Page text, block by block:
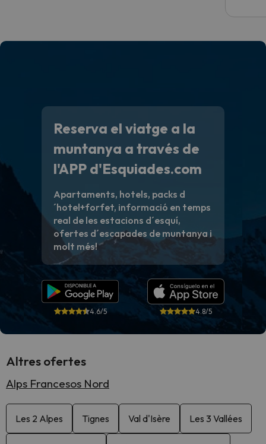
Reserva el viatge a la
muntanya a través de
l'APP d'Esquiades.com
Apartaments, hotels, packs d
´hotel+forfet, informació en temps
real de les estacions d´esquí,
ofertes d´escapades de muntanya i
molt més!
4.6/5 4.8/5
Altres ofertes
Alps Francesos Nord
Les 2 Alpes Tignes Val d'Isère Les 3 Vallées